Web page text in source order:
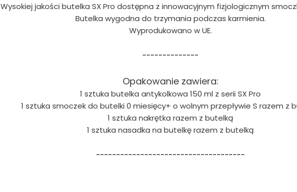
Wysokiej jakości butelka SX Pro dostępna z innowacyjnym fizjologicznym
Butelka wygodna do trzymania podczas karmienia.
Wyprodukowano w UE.
--------------
Opakowanie zawiera:
1 sztuka butelka antykolkowa 150 ml z serii SX Pro
1 sztuka smoczek do butelki 0 miesięcy+ o wolnym przepływie S razem z
1 sztuka nakrętka razem z butelką
1 sztuka nasadka na butelkę razem z butelką
-------------------------------------